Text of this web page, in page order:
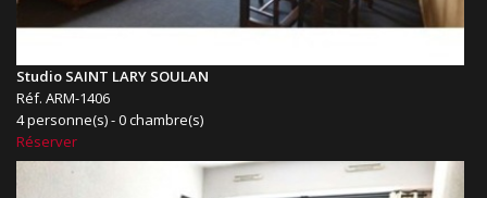
Studio SAINT LARY SOULAN
Réf. ARM-1406
4 personne(s) - 0 chambre(s)
Réserver